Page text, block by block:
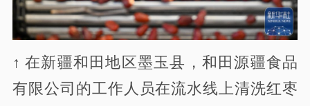
↑ 在新疆和田地区墨玉县，和田源疆食品
有限公司的工作人员在流水线上清洗红枣